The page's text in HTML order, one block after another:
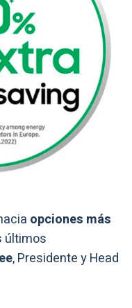
opciones más
últimos
, Presidente y Head